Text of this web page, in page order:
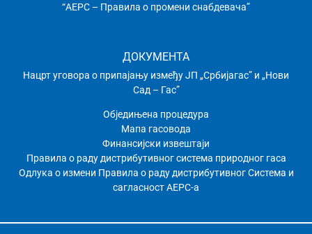
“АЕРС – Правила о промени снабдевача”
ДОКУМЕНТА
Нацрт уговора о припајању између ЈП „Србијагас” и „Нови
Сад – Гас”
Обједињена процедура
Мапа гасовода
Финансијски извештаји
Правила о раду дистрибутивног системa природног гаса
Одлука о измени Правила о раду дистрибутивног Система и
сагласност АЕРС-а